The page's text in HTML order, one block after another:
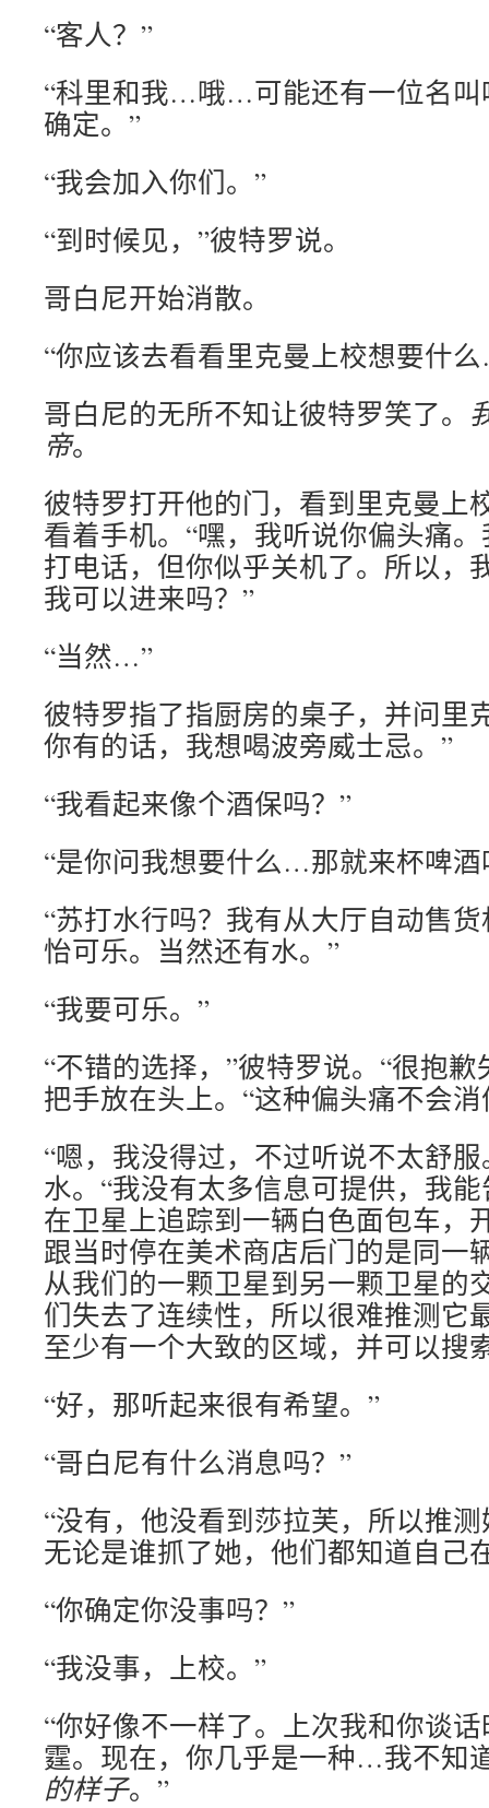
“客人？”
“科里和我…哦…可能还有一位名叫
确定。”
“我会加入你们。”
“到时候见，”彼特罗说。
哥白尼开始消散。
“你应该去看看里克曼上校想要什
哥白尼的无所不知让彼特罗笑了。
帝。
彼特罗打开他的门，看到里克曼上
看着手机。“嘿，我听说你偏头痛
打电话，但你似乎关机了。所以，
我可以进来吗？”
“当然…”
彼特罗指了指厨房的桌子，并问里
你有的话，我想喝波旁威士忌。”
“我看起来像个酒保吗？”
“是你问我想要什么…那就来杯啤酒
“苏打水行吗？我有从大厅自动售
怡可乐。当然还有水。”
“我要可乐。”
“不错的选择，”彼特罗说。“很抱
把手放在头上。“这种偏头痛不会消
“嗯，我没得过，不过听说不太舒
水。“我没有太多信息可提供，我
在卫星上追踪到一辆白色面包车，
跟当时停在美术商店后门的是同一
从我们的一颗卫星到另一颗卫星的
们失去了连续性，所以很难推测它
至少有一个大致的区域，并可以搜
“好，那听起来很有希望。”
“哥白尼有什么消息吗？”
“没有，他没看到莎拉芙，所以推
无论是谁抓了她，他们都知道自己
“你确定你没事吗？”
“我没事，上校。”
“你好像不一样了。上次我和你谈
霆。现在，你几乎是一种…我不知
的样子。”